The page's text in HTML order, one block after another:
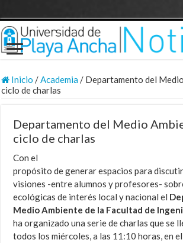
Inicio /Academia/ Departamento del
ciclo de charlas
Departamento del Medio
ciclo de charlas
Con el
propósito de generar espacios para
visiones -entre alumnos y profesores-
ecológicas de interés local y nacional el
Medio Ambiente de la Facultad de
ha organizado una serie de charlas que se
todos los miércoles, a las 11:10 horas, en